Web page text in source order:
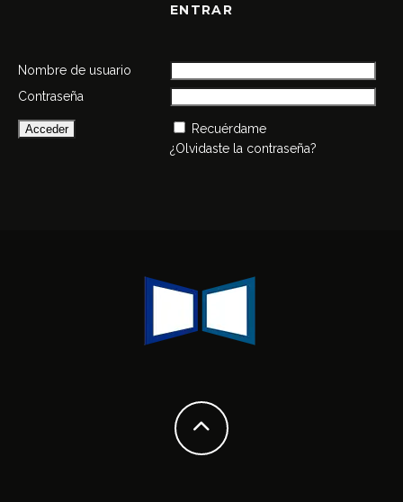
ENTRAR
Nombre de usuario
Contraseña
Recuérdame
¿Olvidaste la contraseña?